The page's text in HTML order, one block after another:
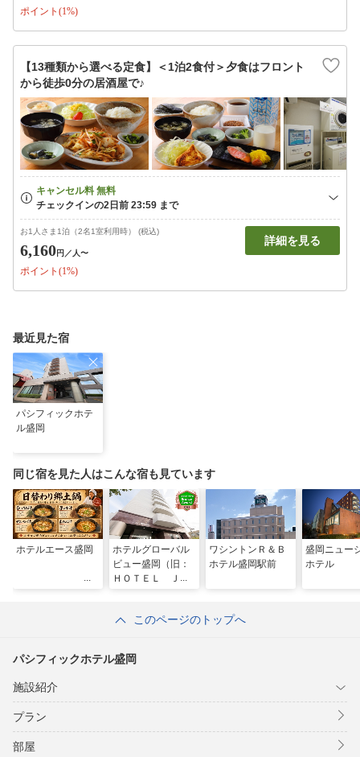
ポイント(1%)
【13種類から選べる定食】＜1泊2食付＞夕食はフロント
から徒歩0分の居酒屋で♪
お1人さま1泊（2名1室利用時） (税込)
6,160円 ／人〜
ポイント(1%)
詳細を見る
最近見た宿
パシフィックホテ
ル盛岡
同じ宿を見た人はこんな宿も見ています
ホテルエース盛岡
ホテルグローバル
ビュー盛岡（旧：
ＨＯＴＥＬ ＪＩ
ワシントンＲ＆Ｂ
ホテル盛岡駅前
盛岡ニュー
ホテル
このページのトップへ
パシフィックホテル盛岡
施設紹介
プラン
部屋